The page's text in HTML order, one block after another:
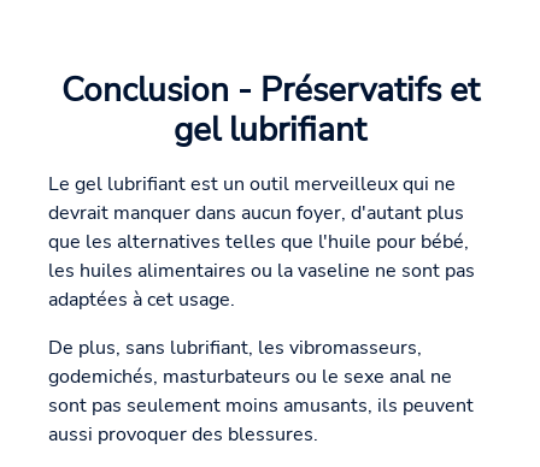
Conclusion - Préservatifs et
gel lubrifiant
Le gel lubrifiant est un outil merveilleux qui ne
devrait manquer dans aucun foyer, d'autant plus
que les alternatives telles que l'huile pour bébé,
les huiles alimentaires ou la vaseline ne sont pas
adaptées à cet usage.
De plus, sans lubrifiant, les vibromasseurs,
godemichés, masturbateurs ou le sexe anal ne
sont pas seulement moins amusants, ils peuvent
aussi provoquer des blessures.